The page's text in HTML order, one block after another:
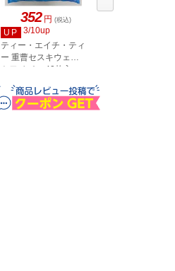
352 円 (税込)
UP
3/10up
ティー・エイチ・ティ
ー 重曹セスキウェッ
トワイパー 40枚入